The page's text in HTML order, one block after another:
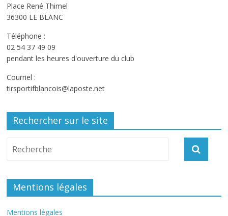
Place René Thimel
36300 LE BLANC
Téléphone :
02 54 37 49 09
pendant les heures d'ouverture du club
Courriel :
tirsportifblancois@laposte.net
Rechercher sur le site
Mentions légales
Mentions légales